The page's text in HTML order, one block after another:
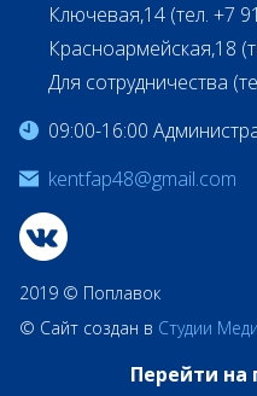
Ключевая,14 (тел. +7
Красноармейская,18
Для сотрудничества
09:00-16:00
kentfap48@gmail.com
2019 © Поплавок
© Сайт создан в Студии
Перейти на